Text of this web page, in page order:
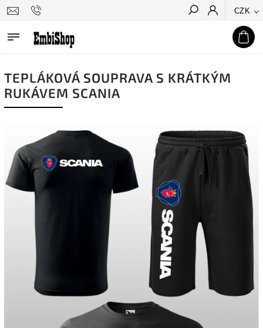
CZK
Hledat
TEPLÁKOVÁ SOUPRAVA S KRÁTKÝM
RUKÁVEM SCANIA